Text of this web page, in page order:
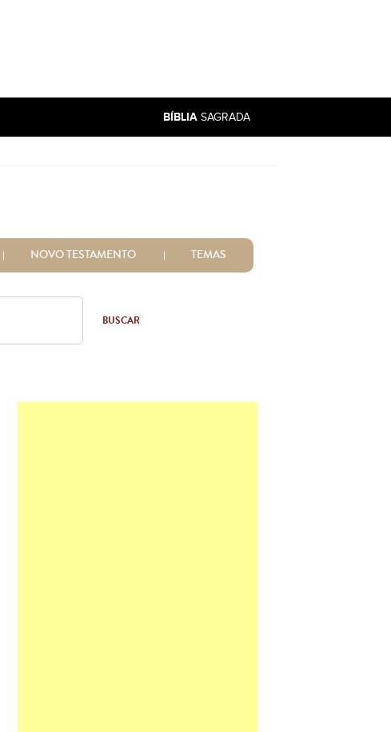
BÍBLIA SAGRADA
NOVO TESTAMENTO TEMAS
BUSCAR